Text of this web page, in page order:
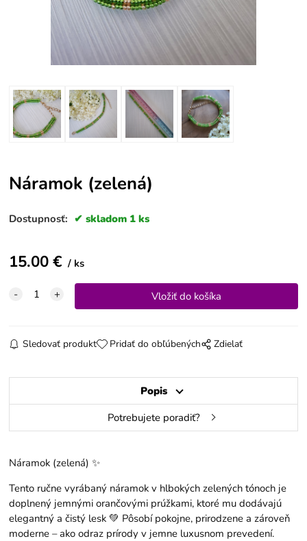
Náramok (zelená)
Dostupnosť: skladom 1 ks
15.00€ ks
Sledovať produkt Pridať do obľúbených Zdielať
Popis
Potrebujete poradiť?
Náramok (zelená) ✨
Tento ručne vyrábaný náramok v hlbokých zelených tónoch je
doplnený jemnými orančovými prúžkami, ktoré mu dodávajú
elegantný a čistý lesk 💚 Pôsobí pokojne, prirodzene a zároveň
moderne – ako odraz prírody v jemne luxusnom prevedení.